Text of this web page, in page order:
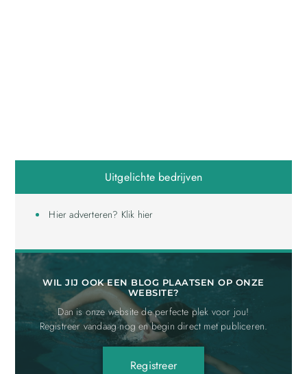
Uitgelichte bedrijven
Hier adverteren? Klik hier
WIL JIJ OOK EEN BLOG PLAATSEN OP ONZE
WEBSITE?
Dan is onze website de perfecte plek voor jou!
Registreer vandaag nog en begin direct met publiceren.
Registreer